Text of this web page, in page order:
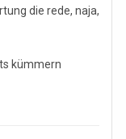
die rede, naja,
kümmern